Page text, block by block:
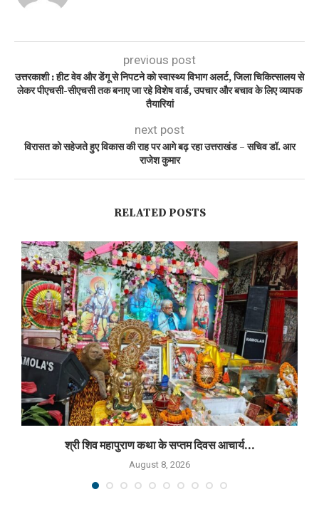
previous post
उत्तरकाशी : हीट वेव और डेंगू से निपटने को स्वास्थ्य विभाग अलर्ट, जिला चिकित्सालय से
लेकर पीएचसी-सीएचसी तक बनाए जा रहे विशेष वार्ड, उपचार और बचाव के लिए व्यापक
तैयारियां
next post
विरासत को सहेजते हुए विकास की राह पर आगे बढ़ रहा उत्तराखंड – सचिव डॉ. आर
राजेश कुमार
RELATED POSTS
श्री शिव महापुराण कथा के सप्तम दिवस आचार्य...
August 8, 2026